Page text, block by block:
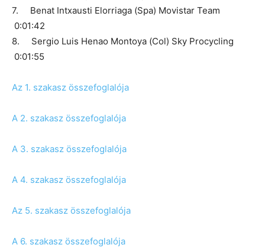
7. Benat Intxausti Elorriaga (Spa) Movistar Team
0:01:42
8. Sergio Luis Henao Montoya (Col) Sky Procycling
0:01:55
Az 1. szakasz összefoglalója
A 2. szakasz összefoglalója
A 3. szakasz összefoglalója
A 4. szakasz összefoglalója
Az 5. szakasz összefoglalója
A 6. szakasz összefoglalója